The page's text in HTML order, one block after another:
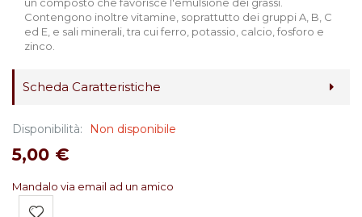
Contengono inoltre vitamine, soprattutto dei gruppi A, B, C
ed E, e sali minerali, tra cui ferro, potassio, calcio, fosforo e
zinco.
Scheda Caratteristiche
Disponibilità: Non disponibile
5,00 €
Mandalo via email ad un amico